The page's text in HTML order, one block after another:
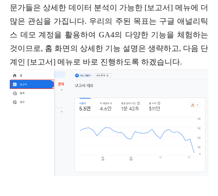
문가들은 상세한 데이터 분석이 가능한 [보고서] 메뉴에 더
많은 관심을 가집니다. 우리의 주된 목표는 구글 애널리틱
스 데모 계정을 활용하여 GA4의 다양한 기능을 체험하는
것이므로, 홈 화면의 상세한 기능 설명은 생략하고, 다음 단
계인 [보고서] 메뉴로 바로 진행하도록 하겠습니다.